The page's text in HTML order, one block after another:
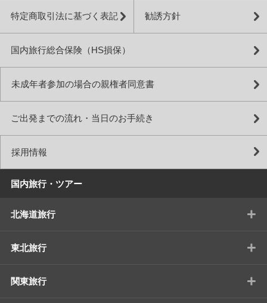
特定商取引法に基づく表記 勧誘方針
国内旅行総合保険（HS損保）
未成年者参加の場合の親権者同意書
ご出発までの流れ・当日のお手続き
採用情報
国内旅行・ツアー
北海道旅行 +
東北旅行 +
関東旅行 +